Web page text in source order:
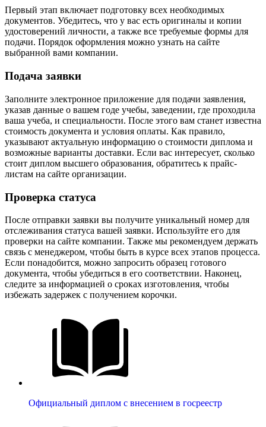
Первый этап включает подготовку всех необходимых
документов. Убедитесь, что у вас есть оригиналы и копии
удостоверений личности, а также все требуемые формы для
подачи. Порядок оформления можно узнать на сайте
выбранной вами компании.
Подача заявки
Заполните электронное приложение для подачи заявления,
указав данные о вашем годе учебы, заведении, где проходила
ваша учеба, и специальности. После этого вам станет известна
стоимость документа и условия оплаты. Как правило,
указывают актуальную информацию о стоимости диплома и
возможные варианты доставки. Если вас интересует, сколько
стоит диплом высшего образования, обратитесь к прайс-
листам на сайте организации.
Проверка статуса
После отправки заявки вы получите уникальный номер для
отслеживания статуса вашей заявки. Используйте его для
проверки на сайте компании. Также мы рекомендуем держать
связь с менеджером, чтобы быть в курсе всех этапов процесса.
Если понадобится, можно запросить образец готового
документа, чтобы убедиться в его соответствии. Наконец,
следите за информацией о сроках изготовления, чтобы
избежать задержек с получением корочки.
Официальный диплом с внесением в госреестр